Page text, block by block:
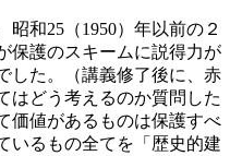
昭和25（1950）年以前の２
保護のスキームに説得力が
した。（講義修了後に、赤
はどう考えるのか質問した
価値があるものは保護すべ
いるもの全てを「歴史的建